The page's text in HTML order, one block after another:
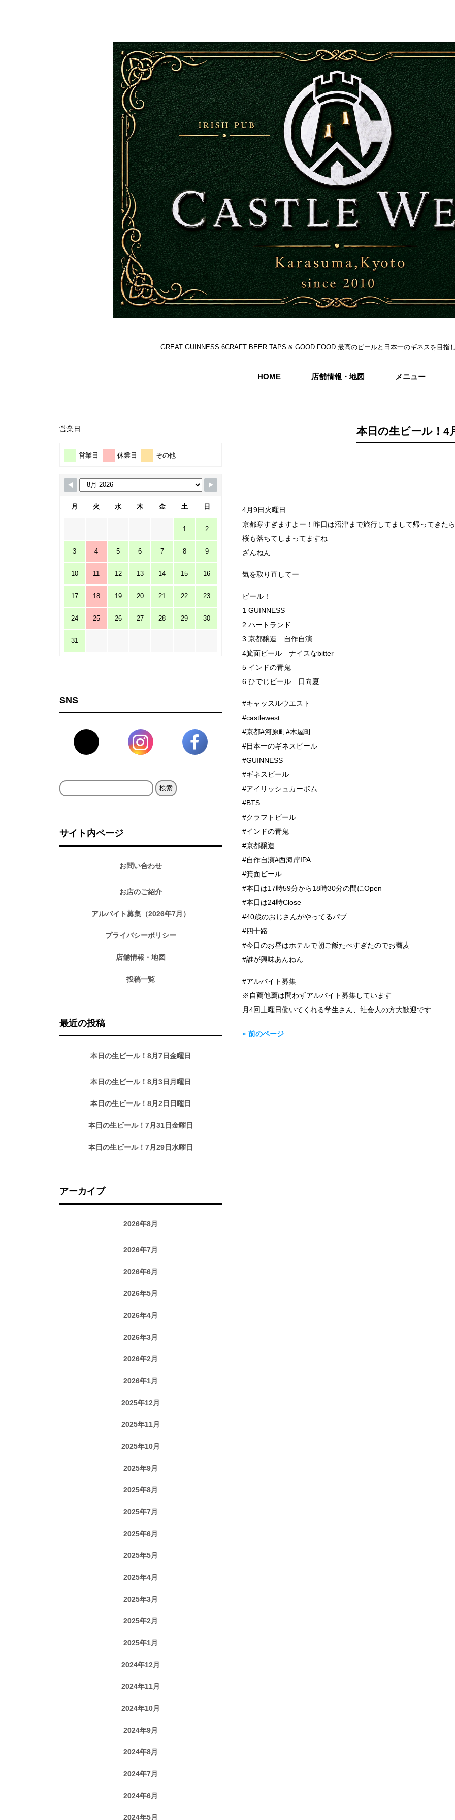
GREAT GUINNESS 6CRAFT BEER TAPS & GOOD FOOD 最高のビールと日本一のギネスを目指
HOME 店舗情報・地図 メニュー
本日の生ビール！4
4月9日火曜日
京都寒すぎますよー！昨日は沼津まで旅行してまして帰ってきた
桜も落ちてしまってますね
ざんねん
気を取り直してー
ビール！
1 GUINNESS
2 ハートランド
3 京都醸造 自作自演
4箕面ビール ナイスなbitter
5 インドの青鬼
6 ひでじビール 日向夏
#キャッスルウエスト
#castlewest
#京都#河原町#木屋町
#日本一のギネスビール
#GUINNESS
#ギネスビール
#アイリッシュカーボム
#BTS
#クラフトビール
#インドの青鬼
#京都醸造
#自作自演#西海岸IPA
#箕面ビール
#本日は17時59分から18時30分の間にOpen
#本日は24時Close
#40歳のおじさんがやってるパブ
#四十路
#今日のお昼はホテルで朝ご飯たべすぎたのでお蕎麦
#誰が興味あんねん
#アルバイト募集
※自薦他薦は問わずアルバイト募集しています
月4回土曜日働いてくれる学生さん、社会人の方大歓迎です
« 前のページ
営業日
営業日 休業日 その他
月 火 水 木 金 土 日
1 2
3 4 5 6 7 8 9
10 11 12 13 14 15 16
17 18 19 20 21 22 23
24 25 26 27 28 29 30
31
SNS
検
サイト内ページ
お問い合わせ
お店のご紹介
アルバイト募集（2026年7月）
プライバシーポリシー
店舗情報・地図
投稿一覧
最近の投稿
本日の生ビール！8月7日金曜日
本日の生ビール！8月3日月曜日
本日の生ビール！8月2日日曜日
本日の生ビール！7月31日金曜日
本日の生ビール！7月29日水曜日
アーカイブ
2026年8月
2026年7月
2026年6月
2026年5月
2026年4月
2026年3月
2026年2月
2026年1月
2025年12月
2025年11月
2025年10月
2025年9月
2025年8月
2025年7月
2025年6月
2025年5月
2025年4月
2025年3月
2025年2月
2025年1月
2024年12月
2024年11月
2024年10月
2024年9月
2024年8月
2024年7月
2024年6月
2024年5月